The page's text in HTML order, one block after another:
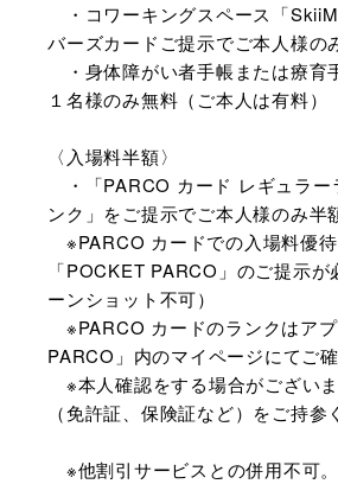
・コワーキングスペース「
バーズカードご提示でご本人様の
・身体障がい者手帳または療育
１名様のみ無料（ご本人は有料）
〈入場料半額〉
・「PARCO カード レギュラー
ンク」をご提示でご本人様のみ半
※PARCO カードでの入場料優待
「POCKET PARCO」のご提示が
ーンショット不可）
※PARCO カードのランクはア
PARCO」内のマイページにてご確
※本人確認をする場合がござい
（免許証、保険証など）をご持参
※他割引サービスとの併用不可。